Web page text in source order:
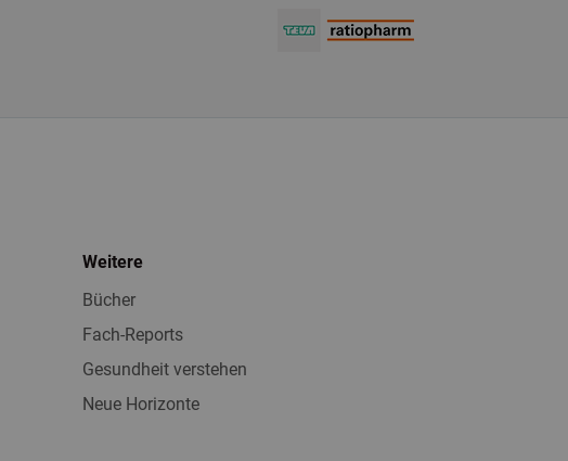
Weitere
Bücher
Fach-Reports
Gesundheit verstehen
Neue Horizonte